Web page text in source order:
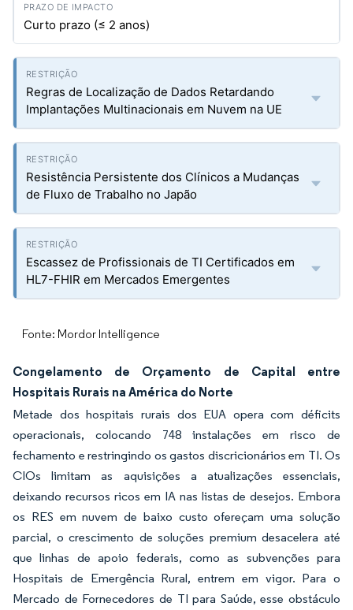
Curto prazo (≤ 2 anos)
Regras de Localização de Dados Retardando
Implantações Multinacionais em Nuvem na UE
Resistência Persistente dos Clínicos a Mudanças
de Fluxo de Trabalho no Japão
Escassez de Profissionais de TI Certificados em
HL7-FHIR em Mercados Emergentes
Fonte: Mordor Intelligence
Congelamento de Orçamento de Capital entre
Hospitais Rurais na América do Norte
Metade dos hospitais rurais dos EUA opera com déficits
operacionais, colocando 748 instalações em risco de
fechamento e restringindo os gastos discricionários em TI. Os
CIOs limitam as aquisições a atualizações essenciais,
deixando recursos ricos em IA nas listas de desejos. Embora
os RES em nuvem de baixo custo ofereçam uma solução
parcial, o crescimento de soluções premium desacelera até
que linhas de apoio federais, como as subvenções para
Hospitais de Emergência Rural, entrem em vigor. Para o
Mercado de Fornecedores de TI para Saúde, esse obstáculo